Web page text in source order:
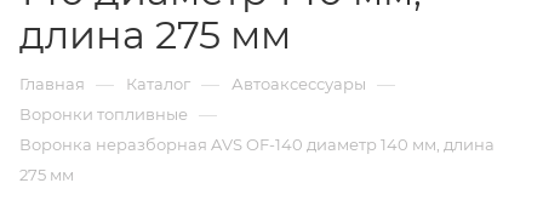
длина 275 мм
Главная — Каталог — Автоаксессуары —
Воронки топливные —
Воронка неразборная AVS OF-140 диаметр 140 мм, длина
275 мм